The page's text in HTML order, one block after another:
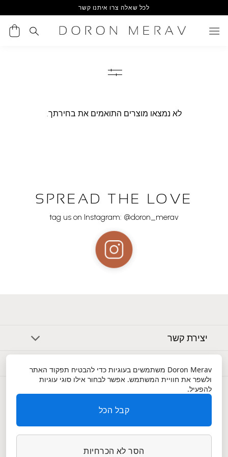
to
content
לכל שאלה צרו איתנו קשר
לא נמצאו מוצרים התואמים את בחירתך.
SPREAD THE LOVE
tag us on Instagram: @doron_merav
יצירת קשר
שירות לקוחות
Doron Merav משתמשים בעוגיות כדי להבטיח תפקוד האתר
ולשפר את חוויית המשתמש. אפשר לבחור אילו סוגי עוגיות
להפעיל.
קבל הכל
הסר לא הכרחיות